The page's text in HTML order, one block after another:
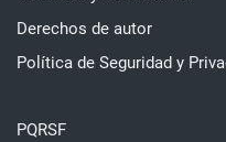
Derechos de autor
Política de Seguridad y
PQRSF